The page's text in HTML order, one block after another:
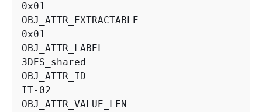
0x01
OBJ_ATTR_EXTRACTABLE
0x01
OBJ_ATTR_LABEL
3DES_shared
OBJ_ATTR_ID
IT-02
OBJ_ATTR_VALUE_LEN